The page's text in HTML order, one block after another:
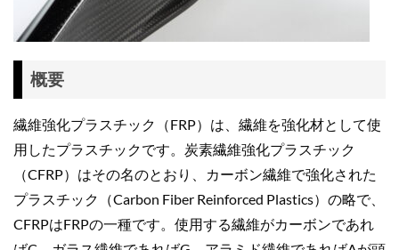
概要
繊維強化プラスチック（FRP）は、繊維を強化材として使
用したプラスチックです。炭素繊維強化プラスチック
（CFRP）はその名のとおり、カーボン繊維で強化された
プラスチック（Carbon Fiber Reinforced Plastics）の略で、
CFRPはFRPの一種です。使用する繊維がカーボンであれ